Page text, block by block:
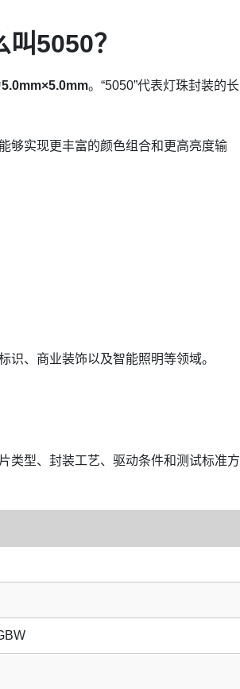
5050？
5.0mm×5.0mm。“5050”代表灯珠封装的长
够实现更丰富的颜色组合和更高亮度输
识、商业装饰以及智能照明等领域。
类型、封装工艺、驱动条件和测试标准方